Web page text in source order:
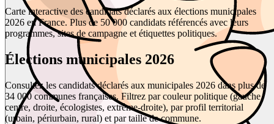
Carte interactive des candidats déclarés aux élections municipales
2026 en France. Plus de 50 000 candidats référencés avec leurs
programmes, sites de campagne et étiquettes politiques.
Élections municipales 2026
Consultez les candidats déclarés aux municipales 2026 dans plus de
34 000 communes françaises. Filtrez par couleur politique (gauche,
centre, droite, écologistes, extrême-droite), par profil territorial
(urbain, périurbain, rural) et par taille de commune.